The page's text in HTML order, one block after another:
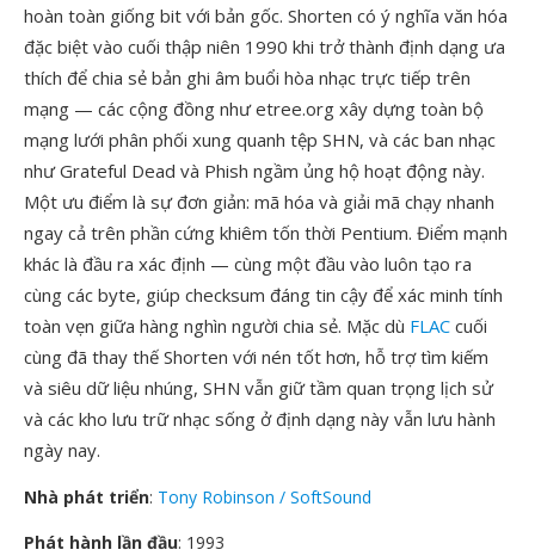
hoàn toàn giống bit với bản gốc. Shorten có ý nghĩa văn hóa
đặc biệt vào cuối thập niên 1990 khi trở thành định dạng ưa
thích để chia sẻ bản ghi âm buổi hòa nhạc trực tiếp trên
mạng — các cộng đồng như etree.org xây dựng toàn bộ
mạng lưới phân phối xung quanh tệp SHN, và các ban nhạc
như Grateful Dead và Phish ngầm ủng hộ hoạt động này.
Một ưu điểm là sự đơn giản: mã hóa và giải mã chạy nhanh
ngay cả trên phần cứng khiêm tốn thời Pentium. Điểm mạnh
khác là đầu ra xác định — cùng một đầu vào luôn tạo ra
cùng các byte, giúp checksum đáng tin cậy để xác minh tính
toàn vẹn giữa hàng nghìn người chia sẻ. Mặc dù FLAC cuối
cùng đã thay thế Shorten với nén tốt hơn, hỗ trợ tìm kiếm
và siêu dữ liệu nhúng, SHN vẫn giữ tầm quan trọng lịch sử
và các kho lưu trữ nhạc sống ở định dạng này vẫn lưu hành
ngày nay.
Nhà phát triển: Tony Robinson / SoftSound
Phát hành lần đầu: 1993